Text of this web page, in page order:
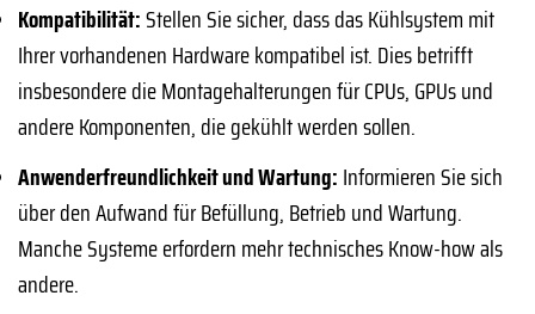
Kompatibilität:Stellen Sie sicher, dass das Kühlsystem mit
Ihrer vorhandenen Hardware kompatibel ist. Dies betrifft
insbesondere die Montagehalterungen für CPUs, GPUs und
andere Komponenten, die gekühlt werden sollen.
Anwenderfreundlichkeit und Wartung: Informieren Sie sich
über den Aufwand für Befüllung, Betrieb und Wartung.
Manche Systeme erfordern mehr technisches Know-how als
andere.